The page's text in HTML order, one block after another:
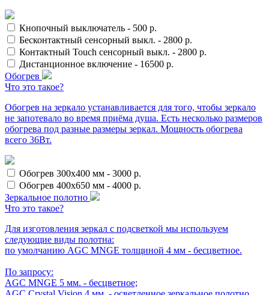
Кнопочный выключатель - 500 р.
Бесконтактный сенсорный выкл. - 2800 р.
Контактный Touch сенсорный выкл. - 2800 р.
Дистанционное включение - 16500 р.
Обогрев
Что это такое?
Обогрев на зеркало устанавливается для того, чтобы зеркало
не запотевало во время приёма душа. Есть несколько размеров
обогрева под разные размеры зеркал. Мощность обогрева
всего 36Вт.
Обогрев 300х400 мм - 3000 р.
Обогрев 400х650 мм - 4000 р.
Зеркальное полотно
Что это такое?
Для изготовления зеркал с подсветкой мы используем
следующие виды полотна:
по умолчанию AGC MNGE толщиной 4 мм - бесцветное.
По запросу:
AGC MNGE 5 мм. - бесцветное;